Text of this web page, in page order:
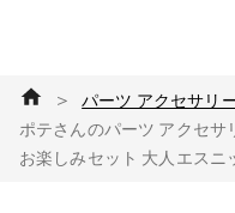
＞ パーツ アクセサリ
ポテさんのパーツ アクセサ
お楽しみセット 大人エスニ